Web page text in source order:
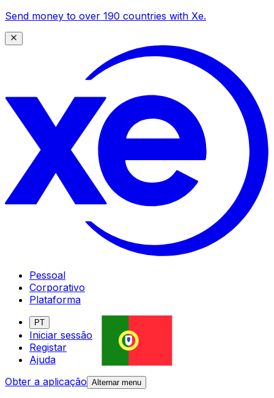
Send money to over 190 countries with Xe.
Pessoal
Corporativo
Plataforma
PT
Iniciar sessão
Registar
Ajuda
Obter a aplicação Alternar menu